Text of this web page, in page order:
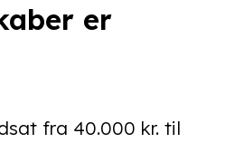
er
fra 40.000 kr. til